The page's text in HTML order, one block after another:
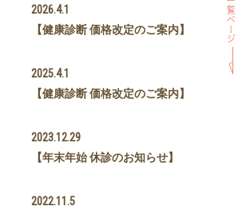
2026.4.1
【健康診断 価格改定のご案内】
2025.4.1
【健康診断 価格改定のご案内】
2023.12.29
【年末年始 休診のお知らせ】
2022.11.5